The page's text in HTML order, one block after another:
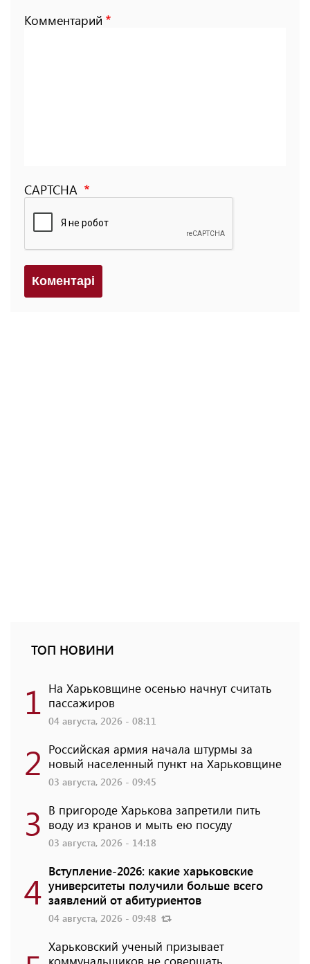
Комментарий
CAPTCHA
Коментарi
ТОП НОВИНИ
1 На Харьковщине осенью начнут считать
пассажиров
04 августа, 2026 - 08:11
2 Российская армия начала штурмы за
новый населенный пункт на Харьковщине
03 августа, 2026 - 09:45
3 В пригороде Харькова запретили пить
воду из кранов и мыть ею посуду
03 августа, 2026 - 14:18
4 Вступление-2026: какие харьковские
университеты получили больше всего
заявлений от абитуриентов
04 августа, 2026 - 09:48
Харьковский ученый призывает
коммунальщиков не совершать